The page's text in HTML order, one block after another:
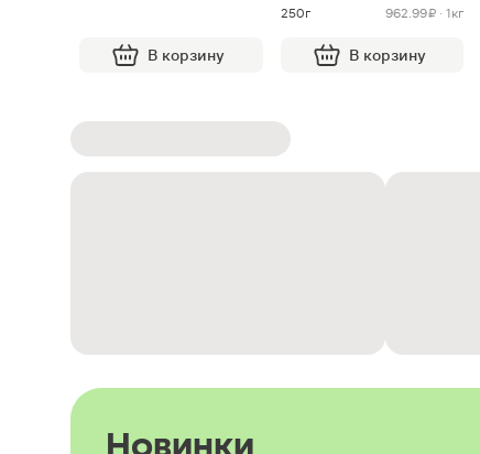
В корзину
250г
962.99 ₽ · 1кг
В корзину
Новинки